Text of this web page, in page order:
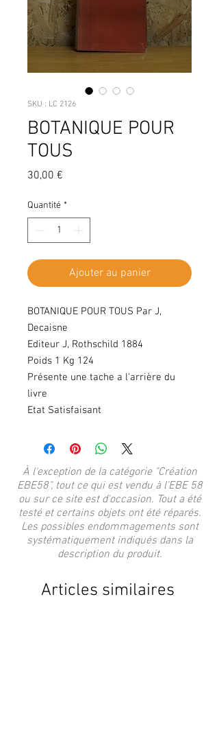
SKU : LC 2126
BOTANIQUE POUR
TOUS
30,00 €
Quantité *
Ajouter au panier
BOTANIQUE POUR TOUS Par J,
Decaisne
Editeur J, Rothschild 1884
Poids 1 Kg 124
Présente une tache a l'arrière du
livre
Etat Satisfaisant
À l'exception de la catégorie "Création
EBE58", tout ce qui est vendu à l'EBE 58
ou sur ce site est d'occasion. Tout a été
testé et certains objets ont été réparés.
Les possibles endommagements sont
systématiquement indiqués dans la
description du produit.
Articles similaires